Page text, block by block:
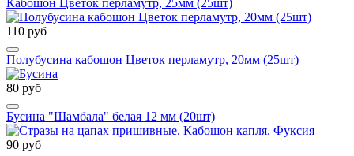
110 руб
Полубусина кабошон Цветок перламутр, 20мм (25шт)
80 руб
Бусина "Шамбала" белая 12 мм (20шт)
90 руб